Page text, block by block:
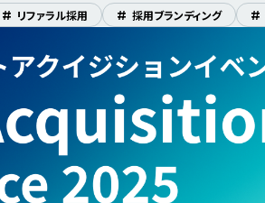
# リファラル採用 # 採用ブランディング #